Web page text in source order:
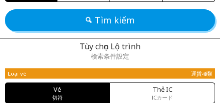
Tìm kiếm
Tùy chọn Lộ trình
検索条件設定
Loại vé 運賃種類
Vé
切符
Thẻ IC
ICカード